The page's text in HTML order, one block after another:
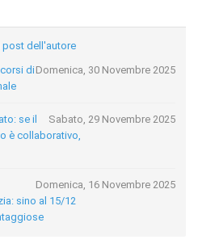
post dell'autore
Domenica, 30 Novembre 2025
di
Sabato, 29 Novembre 2025
se il
è collaborativo,
Domenica, 16 Novembre 2025
sino al 15/12